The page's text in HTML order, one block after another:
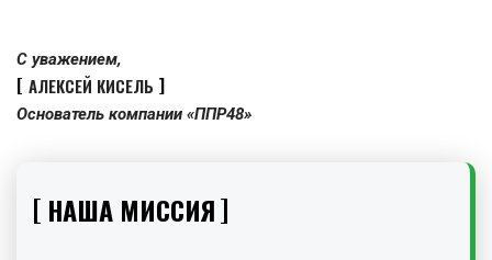
С уважением,
АЛЕКСЕЙ КИСЕЛЬ
Основатель компании «ППР48»
НАША МИССИЯ